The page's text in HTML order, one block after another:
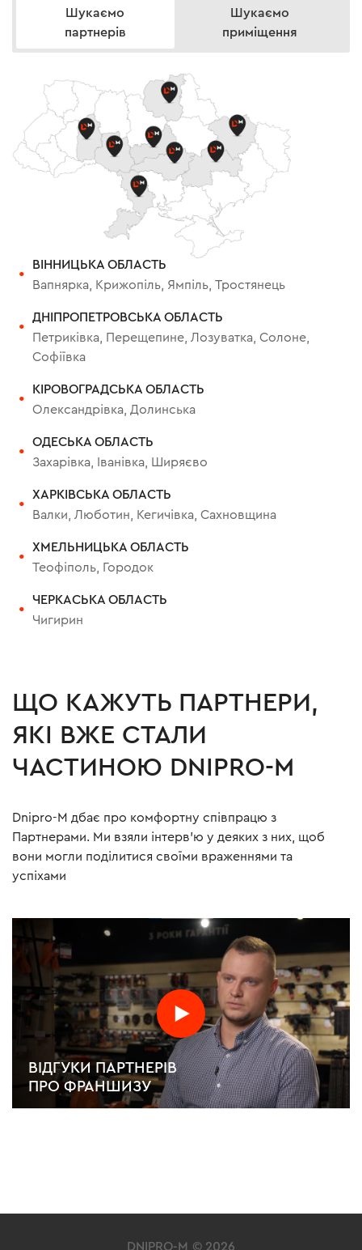
Шукаємо
партнерів
Шукаємо
приміщення
ВІННИЦЬКА ОБЛАСТЬ
Вапнярка, Крижопіль, Ямпіль, Тростянець
ДНІПРОПЕТРОВСЬКА ОБЛАСТЬ
Петриківка, Перещепине, Лозуватка, Солоне,
Софіївка
КІРОВОГРАДСЬКА ОБЛАСТЬ
Олександрівка, Долинська
ОДЕСЬКА ОБЛАСТЬ
Захарівка, Іванівка, Ширяєво
ХАРКІВСЬКА ОБЛАСТЬ
Валки, Люботин, Кегичівка, Сахновщина
ХМЕЛЬНИЦЬКА ОБЛАСТЬ
Теофіполь, Городок
ЧЕРКАСЬКА ОБЛАСТЬ
Чигирин
ЩО КАЖУТЬ ПАРТНЕРИ,
ЯКІ ВЖЕ СТАЛИ
ЧАСТИНОЮ DNIPRO-M
Dnipro-M дбає про комфортну співпрацю з
Партнерами. Ми взяли інтерв'ю у деяких з них, щоб
вони могли поділитися своїми враженнями та
успіхами
ВІДГУКИ ПАРТНЕРІВ
ПРО ФРАНШИЗУ
DNIPRO-M © 2026